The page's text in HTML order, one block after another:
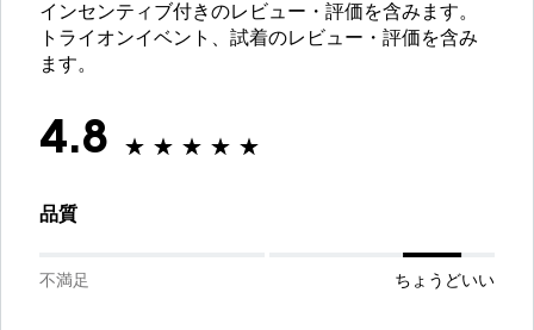
インセンティブ付きのレビュー・評価を含みます。
トライオンイベント、試着のレビュー・評価を含み
ます。
4.8
品質
不満足 ちょうどいい